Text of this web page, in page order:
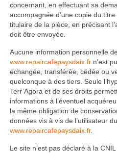
concernant, en effectuant sa
accompagnée d’une copie du
titulaire de la pièce, en précisant
doit être envoyée.
Aucune information personnelle
www.repaircafepaysdaix.fr n’est
échangée, transférée, cédée ou
quelconque à des tiers. Seule
Terr’Agora et de ses droits
informations à l’éventuel
la même obligation de
données vis à vis de l’utilisateur
www.repaircafepaysdaix.fr.
Le site n’est pas déclaré à la